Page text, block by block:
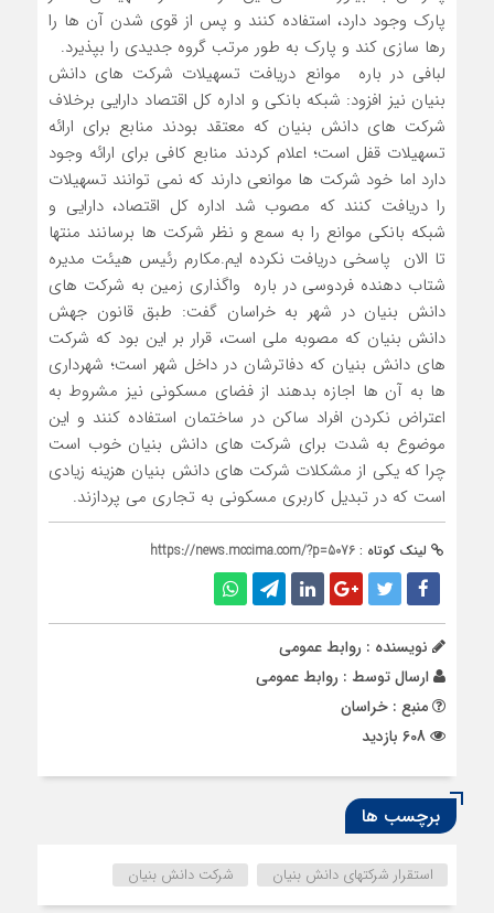
پارک وجود دارد، استفاده کنند و پس از قوی شدن آن ها را
رها سازی کند و پارک به طور مرتب گروه جدیدی را بپذیرد.
لبافی در باره موانع دریافت تسهیلات شرکت های دانش
بنیان نیز افزود: شبکه بانکی و اداره کل اقتصاد دارایی برخلاف
شرکت های دانش بنیان که معتقد بودند منابع برای ارائه
تسهیلات قفل است؛ اعلام کردند منابع کافی برای ارائه وجود
دارد اما خود شرکت ها موانعی دارند که نمی توانند تسهیلات
را دریافت کنند که مصوب شد اداره کل اقتصاد، دارایی و
شبکه بانکی موانع را به سمع و نظر شرکت ها برسانند منتها
تا الان پاسخی دریافت نکرده ایم.مکارم رئیس هیئت مدیره
شتاب دهنده فردوسی در باره واگذاری زمین به شرکت های
دانش بنیان در شهر به خراسان گفت: طبق قانون جهش
دانش بنیان که مصوبه ملی است، قرار بر این بود که شرکت
های دانش بنیان که دفاترشان در داخل شهر است؛ شهرداری
ها به آن ها اجازه بدهند از فضای مسکونی نیز مشروط به
اعتراض نکردن افراد ساکن در ساختمان استفاده کنند و این
موضوع به شدت برای شرکت های دانش بنیان خوب است
چرا که یکی از مشکلات شرکت های دانش بنیان هزینه زیادی
است که در تبدیل کاربری مسکونی به تجاری می پردازند.
لینک کوتاه : https://news.mccima.com/?p=5076
نویسنده : روابط عمومی
ارسال توسط : روابط عمومی
منبع : خراسان
برچسب ها
استقرار شرکتهای دانش بنیان شرکت دانش بنیان